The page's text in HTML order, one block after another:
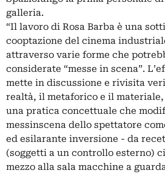
galleria.
“Il lavoro di Rosa Barba è una
cooptazione del cinema
attraverso varie forme che
considerate “messe in scena”.
mette in discussione e rivisita
realtà, il metaforico e il
una pratica concettuale che
messinscena dello spettatore
ed esilarante inversione - da
(soggetti a un controllo esterno)
mezzo alla sala macchine a